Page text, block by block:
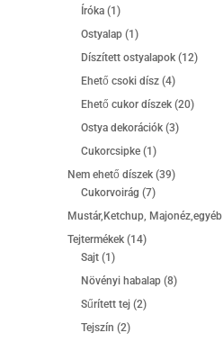
Íróka 1 1
termék
Ostyalap 1 1
termék
Díszített ostyalapok 1212
Ehető csoki dísz 44
termék
Ehető cukor díszek 2020
Ostya dekorációk 33
Cukorcsipke 1 1
termék
Nem ehető díszek 3939
Cukorvoirág 77
termék
Mustár,Ketchup, Majonéz,egyéb
Tejtermékek 1414
Sajt 1 1
termék
Növényi habalap 88
Sűrített tej 22
Tejszín 22